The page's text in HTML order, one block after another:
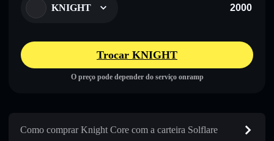
KNIGHT
Trocar KNIGHT
O preço pode depender do serviço onramp
Como comprar Knight Core com a carteira Solflare